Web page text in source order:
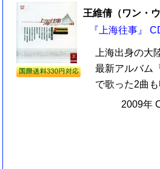
王維倩（ワン・
『上海往事』
上海出身の大
最新アルバム
で歌った2曲
2009年